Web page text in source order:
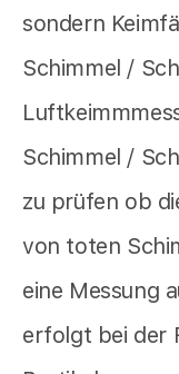
sondern
Schimmel /
Schimmel /
zu prüfen ob
von toten
eine Messung
erfolgt bei der